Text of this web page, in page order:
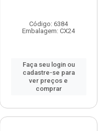
Código: 6384
Embalagem: CX24
Faça seu login ou
cadastre-se para
ver preços e
comprar